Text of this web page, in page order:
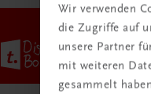
Wir verwenden
die Zugriffe auf
unsere Partner
mit weiteren
gesammelt